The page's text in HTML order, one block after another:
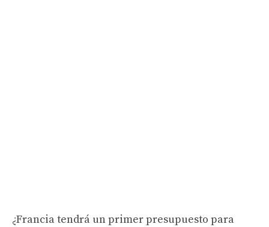
¿Francia tendrá un primer presupuesto para